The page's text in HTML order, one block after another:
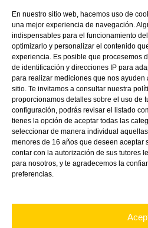
En nuestro sitio web, hacemos uso de
una mejor experiencia de navegación.
indispensables para el funcionamiento
optimizarlo y personalizar el contenido
experiencia. Es posible que procesemos
de identificación y direcciones IP para
para realizar mediciones que nos ayuden
sitio. Te invitamos a consultar nuestra
proporcionamos detalles sobre el uso de
configuración, podrás revisar el listado
tienes la opción de aceptar todas las
seleccionar de manera individual
menores de 16 años que deseen aceptar
contar con la autorización de sus tutores
para nosotros, y te agradecemos la
preferencias.
Impresión digital en VINK CAST by
Read More »